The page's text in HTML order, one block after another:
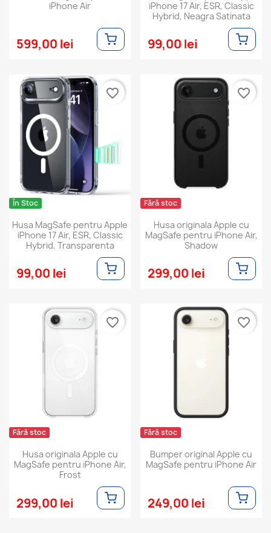
iPhone Air
599,00 lei
iPhone 17 Air, ESR, Classic
Hybrid, Neagra Satinata
99,00 lei
În Stoc
Husa MagSafe pentru Apple
iPhone 17 Air, ESR, Classic
Hybrid, Transparenta
99,00 lei
favorite_border
Fără stoc
Husa originala Apple cu
MagSafe pentru iPhone Air,
Shadow
299,00 lei
favorite_border
Fără stoc
Husa originala Apple cu
MagSafe pentru iPhone Air,
Frost
299,00 lei
favorite_border
Fără stoc
Bumper original Apple cu
MagSafe pentru iPhone Air
249,00 lei
favorite_border